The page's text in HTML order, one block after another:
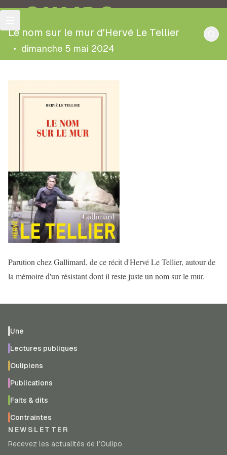
OULIPO
Le nom sur le mur d'Hervé Le Tellier
• dimanche 5 mai 2024
Parution chez Gallimard, de ce récit d'Hervé Le Tellier, autour de
la mémoire d'un résistant dont il reste juste un nom sur le mur.
Une
Lectures publiques
Oulipiens
Publications
Faits & dits
Contraintes
NEWSLETTER
Recevez les actualités de l’Oulipo.